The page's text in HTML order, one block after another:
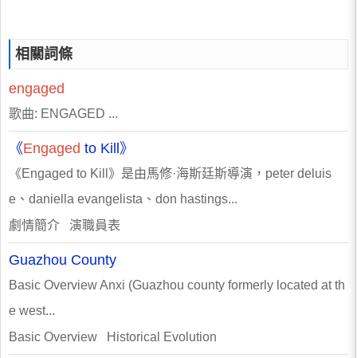
相關詞條
engaged
歌曲: ENGAGED ...
《Engaged to Kill》
《Engaged to Kill》是由馬修·海斯廷斯導演，peter deluis
e、daniella evangelista、don hastings...
劇情簡介 演職員表
Guazhou County
Basic Overview Anxi (Guazhou county formerly located at th
e west...
Basic Overview Historical Evolution